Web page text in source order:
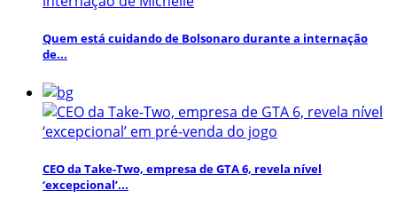
Quem está cuidando de Bolsonaro durante a internação
de...
CEO da Take-Two, empresa de GTA 6, revela nível
‘excepcional’...